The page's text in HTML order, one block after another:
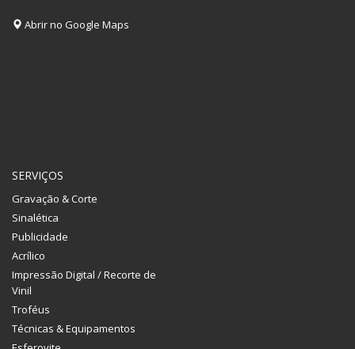
Abrir no Google Maps
SERVIÇOS
Gravação & Corte
Sinalética
Publicidade
Acrílico
Impressão Digital / Recorte de
Vinil
Troféus
Técnicas & Equipamentos